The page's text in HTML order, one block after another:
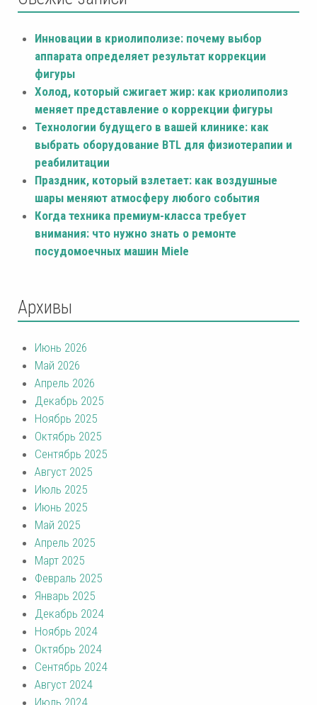
Инновации в криолиполизе: почему выбор
аппарата определяет результат коррекции
фигуры
Холод, который сжигает жир: как криолиполиз
меняет представление о коррекции фигуры
Технологии будущего в вашей клинике: как
выбрать оборудование BTL для физиотерапии и
реабилитации
Праздник, который взлетает: как воздушные
шары меняют атмосферу любого события
Когда техника премиум-класса требует
внимания: что нужно знать о ремонте
посудомоечных машин Miele
Архивы
Июнь 2026
Май 2026
Апрель 2026
Декабрь 2025
Ноябрь 2025
Октябрь 2025
Сентябрь 2025
Август 2025
Июль 2025
Июнь 2025
Май 2025
Апрель 2025
Март 2025
Февраль 2025
Январь 2025
Декабрь 2024
Ноябрь 2024
Октябрь 2024
Сентябрь 2024
Август 2024
Июль 2024